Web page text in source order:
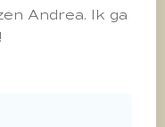
Andrea. Ik ga